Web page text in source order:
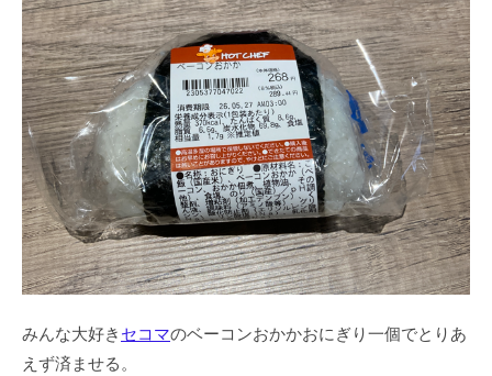
みんな大好き セコマのベーコンおかかおにぎり一個でとりあ
えず済ませる。